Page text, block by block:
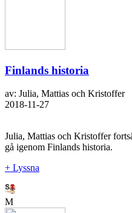
Finlands historia
av: Julia, Mattias och Kristoffer
2018-11-27
Julia, Mattias och Kristoffer
gå igenom Finlands historia.
+ Lyssna
M